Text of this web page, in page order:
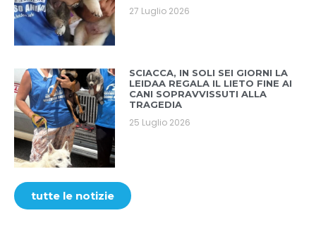
27 Luglio 2026
SCIACCA, IN SOLI SEI GIORNI LA
LEIDAA REGALA IL LIETO FINE AI
CANI SOPRAVVISSUTI ALLA
TRAGEDIA
25 Luglio 2026
tutte le notizie